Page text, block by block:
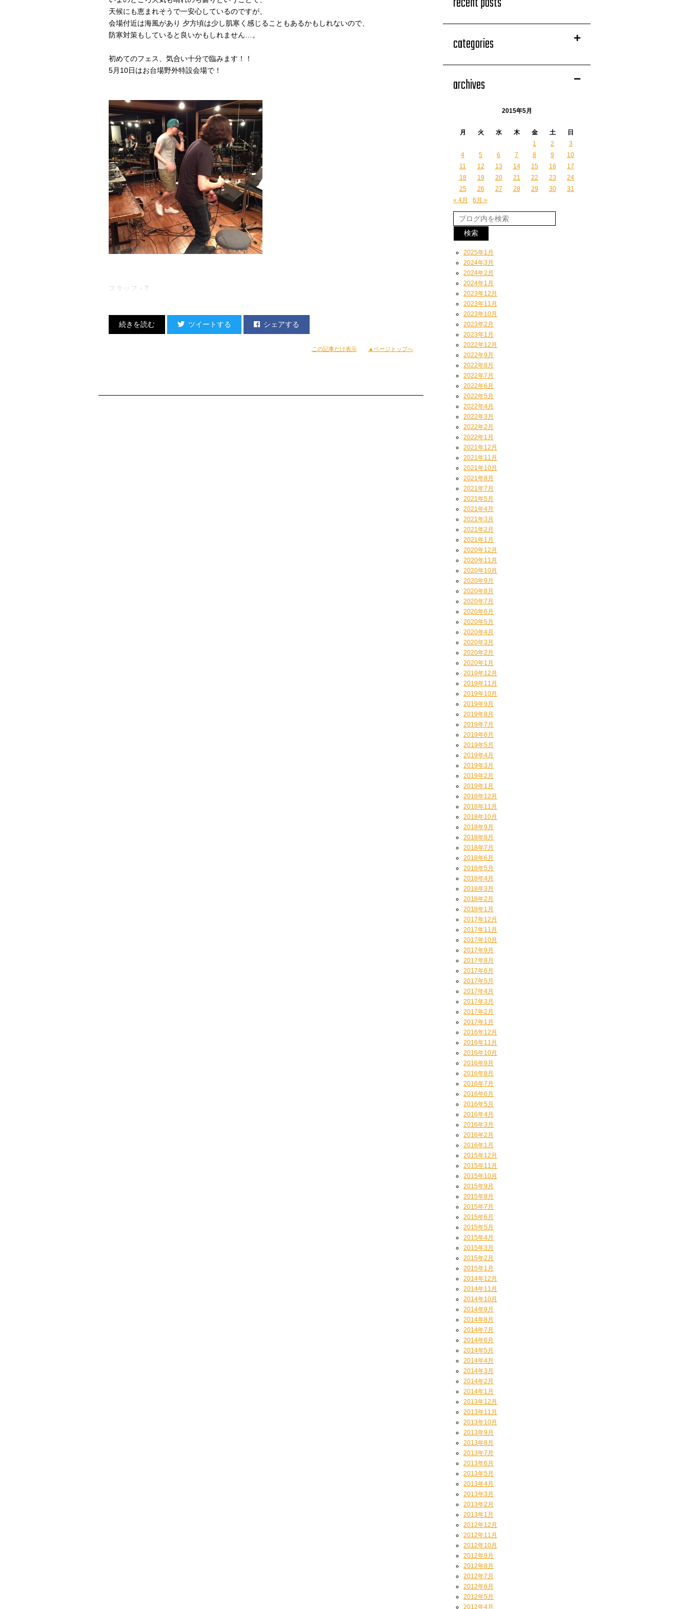
天候にも恵まれそうで一安心しているのですが、
会場付近は海風があり 夕方頃は少し肌寒く感じることもあるかもしれないので、
防寒対策もしていると良いかもしれません…。
初めてのフェス、気合い十分で臨みます！！
5月10日はお台場野外特設会場で！
スタッフ・T
ツイートする シェアする
この記事だけ表示 ▲ページトップへ
categories
archives
2015年5月
月 火 水 木 金 土
日
1
2
3
4
5 6 7 8 9
10
11
12 13 14 15 16
17
18
19 20 21 22 23
24
25
26 27 28 29 30
31
« 4月
6月 »
2025年1月
2024年3月
2024年2月
2024年1月
2023年12月
2023年11月
2023年10月
2023年2月
2023年1月
2022年12月
2022年9月
2022年8月
2022年7月
2022年6月
2022年5月
2022年4月
2022年3月
2022年2月
2022年1月
2021年12月
2021年11月
2021年10月
2021年8月
2021年7月
2021年5月
2021年4月
2021年3月
2021年2月
2021年1月
2020年12月
2020年11月
2020年10月
2020年9月
2020年8月
2020年7月
2020年6月
2020年5月
2020年4月
2020年3月
2020年2月
2020年1月
2019年12月
2019年11月
2019年10月
2019年9月
2019年8月
2019年7月
2019年6月
2019年5月
2019年4月
2019年3月
2019年2月
2019年1月
2018年12月
2018年11月
2018年10月
2018年9月
2018年8月
2018年7月
2018年6月
2018年5月
2018年4月
2018年3月
2018年2月
2018年1月
2017年12月
2017年11月
2017年10月
2017年9月
2017年8月
2017年6月
2017年5月
2017年4月
2017年3月
2017年2月
2017年1月
2016年12月
2016年11月
2016年10月
2016年9月
2016年8月
2016年7月
2016年6月
2016年5月
2016年4月
2016年3月
2016年2月
2016年1月
2015年12月
2015年11月
2015年10月
2015年9月
2015年8月
2015年7月
2015年6月
2015年5月
2015年4月
2015年3月
2015年2月
2015年1月
2014年12月
2014年11月
2014年10月
2014年9月
2014年8月
2014年7月
2014年6月
2014年5月
2014年4月
2014年3月
2014年2月
2014年1月
2013年12月
2013年11月
2013年10月
2013年9月
2013年8月
2013年7月
2013年6月
2013年5月
2013年4月
2013年3月
2013年2月
2013年1月
2012年12月
2012年11月
2012年10月
2012年9月
2012年8月
2012年7月
2012年6月
2012年5月
2012年4月